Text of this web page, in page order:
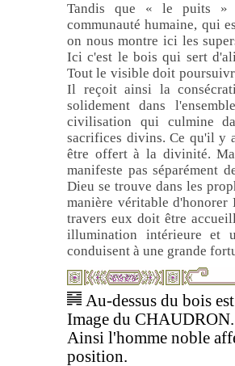
Tandis que « le puits »
communauté humaine, qui
on nous montre ici les
Ici c'est le bois qui sert
Tout le visible doit
Il reçoit ainsi la
solidement dans
civilisation qui culmine
sacrifices divins. Ce qu'il y
être offert à la divinité.
manifeste pas séparément
Dieu se trouve dans les
manière véritable
travers eux doit être
illumination intérieure et
conduisent à une grande
Au-dessus du bois
Image du CHAUDRON.
Ainsi l'homme noble
position.